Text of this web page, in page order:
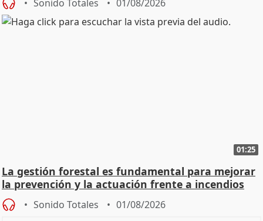
Sonido Totales 01/08/2026
01:25
La gestión forestal es fundamental para mejorar
la prevención y la actuación frente a incendios
Sonido Totales 01/08/2026